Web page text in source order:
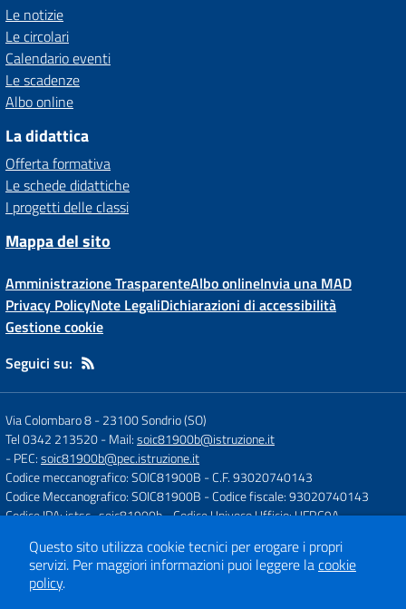
Le notizie
Le circolari
Calendario eventi
Le scadenze
Albo online
La didattica
Offerta formativa
Le schede didattiche
I progetti delle classi
Mappa del sito
Amministrazione TrasparenteAlbo onlineInvia una MAD
Privacy PolicyNote LegaliDichiarazioni di accessibilità
Gestione cookie
Seguici su:
Via Colombaro 8-23100 Sondrio (SO)
Tel 0342 213520- Mail:soic81900b@istruzione.it
- PEC:soic81900b@pec.istruzione.it
Codice meccanografico: SOIC81900B - C.F. 93020740143
Codice Meccanografico: SOIC81900B - Codice fiscale: 93020740143
Codice IPA: istsc_soic81900b- Codice Univoco Ufficio: UFRC9A
Concept & Design by
Designers Italia
Questo sito utilizza cookie tecnici per erogare i propri
servizi. Per maggiori informazioni puoi leggere lacookie
policy.